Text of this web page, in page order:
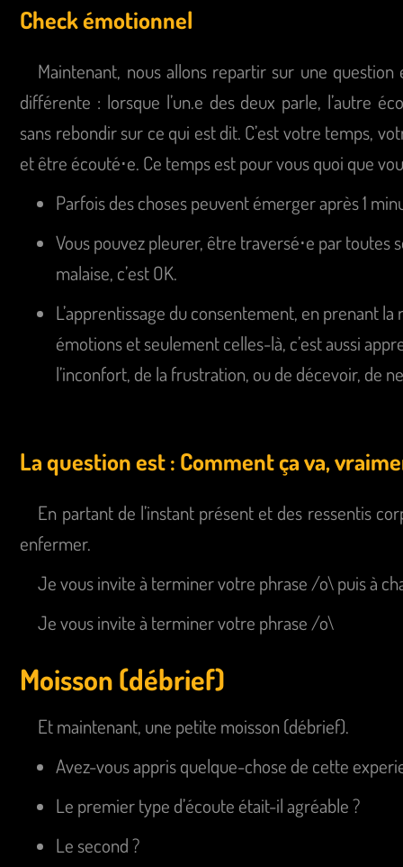
Check émotionnel
Maintenant, nous allons repartir sur une question
différente : lorsque l’un.e des deux parle, l’autre
sans rebondir sur ce qui est dit. C’est votre temps,
et être écouté⋅e. Ce temps est pour vous quoi que
Parfois des choses peuvent émerger après 1
Vous pouvez pleurer, être traversé⋅e par toutes
malaise, c’est OK.
L’apprentissage du consentement, en prenant
émotions et seulement celles-là, c’est aussi
l’inconfort, de la frustration, ou de décevoir, de
La question est : Comment ça va,
En partant de l’instant présent et des ressentis
enfermer.
Je vous invite à terminer votre phrase /o\ puis à
Je vous invite à terminer votre phrase /o\
Moisson (débrief)
Et maintenant, une petite moisson (débrief).
Avez-vous appris quelque-chose de cette
Le premier type d’écoute était-il agréable ?
Le second ?